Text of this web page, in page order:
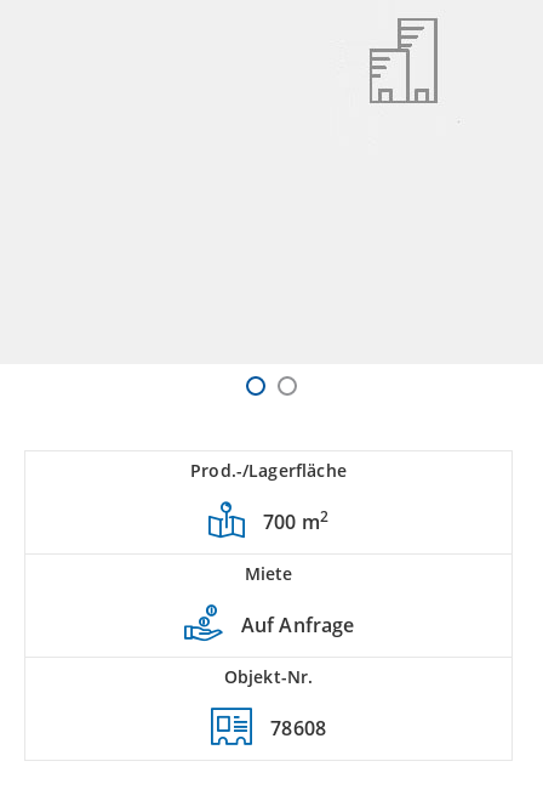
Prod.-/Lagerfläche
700 m2
Miete
Auf Anfrage
Objekt-Nr.
78608